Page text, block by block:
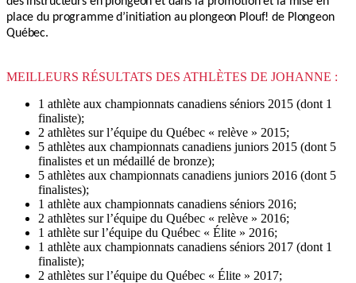
place du programme d’initiation au plongeon Plouf! de Plongeon
Québec.
MEILLEURS RÉSULTATS DES ATHLÈTES DE JOHANNE :
1 athlète aux championnats canadiens séniors 2015 (dont 1
finaliste);
2 athlètes sur l’équipe du Québec « relève » 2015;
5 athlètes aux championnats canadiens juniors 2015 (dont 5
finalistes et un médaillé de bronze);
5 athlètes aux championnats canadiens juniors 2016 (dont 5
finalistes);
1 athlète aux championnats canadiens séniors 2016;
2 athlètes sur l’équipe du Québec « relève » 2016;
1 athlète sur l’équipe du Québec « Élite » 2016;
1 athlète aux championnats canadiens séniors 2017 (dont 1
finaliste);
2 athlètes sur l’équipe du Québec « Élite » 2017;